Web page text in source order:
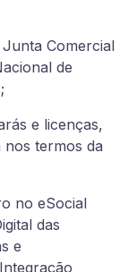
Comercial
de
e licenças,
nos termos da
no eSocial
das
e